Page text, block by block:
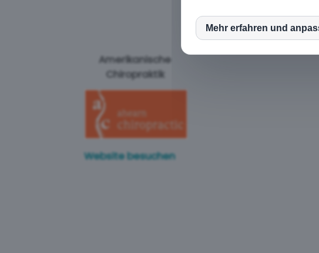
Amerikanische
Chiropraktik
Website besuchen
inCMS
Mehr erfahren und